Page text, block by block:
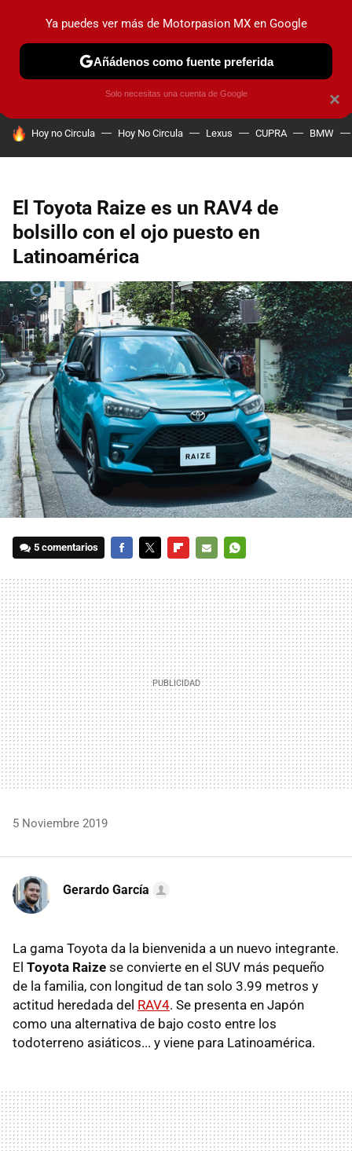
PRUEBAS INDUSTRIA HOY NO CIRCULA
HOY SE HABLA DE
Hoy no Circula Hoy No Circula Lexus CUPRA BMW
El Toyota Raize es un RAV4 de
bolsillo con el ojo puesto en
Latinoamérica
5 comentarios
MAIL
5 Noviembre 2019
Gerardo García
La gama Toyota da la bienvenida a un nuevo integrante.
El Toyota Raize se convierte en el SUV más pequeño
de la familia, con longitud de tan solo 3.99 metros y
actitud heredada del RAV4. Se presenta en Japón
como una alternativa de bajo costo entre los
todoterreno asiáticos... y viene para Latinoamérica.
×
Ya puedes ver más de Motorpasion MX en Google
Añádenos como fuente preferida
Solo necesitas una cuenta de Google